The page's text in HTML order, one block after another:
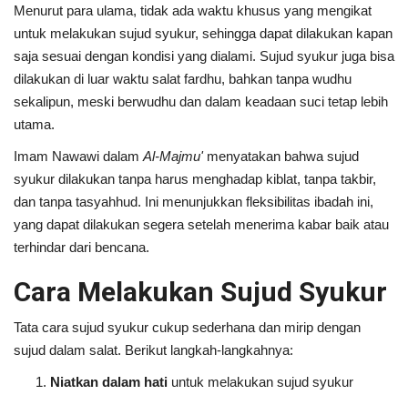
Menurut para ulama, tidak ada waktu khusus yang mengikat
untuk melakukan sujud syukur, sehingga dapat dilakukan kapan
saja sesuai dengan kondisi yang dialami. Sujud syukur juga bisa
dilakukan di luar waktu salat fardhu, bahkan tanpa wudhu
sekalipun, meski berwudhu dan dalam keadaan suci tetap lebih
utama.
Imam Nawawi dalam Al-Majmu'menyatakan bahwa sujud
syukur dilakukan tanpa harus menghadap kiblat, tanpa takbir,
dan tanpa tasyahhud. Ini menunjukkan fleksibilitas ibadah ini,
yang dapat dilakukan segera setelah menerima kabar baik atau
terhindar dari bencana.
Cara Melakukan Sujud Syukur
Tata cara sujud syukur cukup sederhana dan mirip dengan
sujud dalam salat. Berikut langkah-langkahnya:
Niatkan dalam hati untuk melakukan sujud syukur